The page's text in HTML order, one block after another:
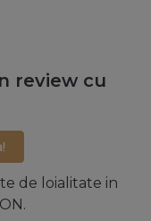
review cu
de loialitate in